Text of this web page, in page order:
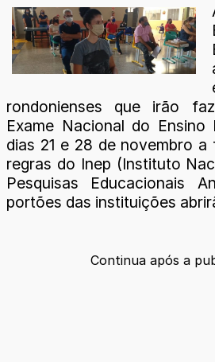
rondonienses que irão
Exame Nacional do Ensino
dias 21 e 28 de novembro
regras do Inep (Instituto
Pesquisas Educacionais
portões das instituições
Continua após a